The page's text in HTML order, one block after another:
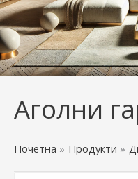
Аголни
Почетна Продукти